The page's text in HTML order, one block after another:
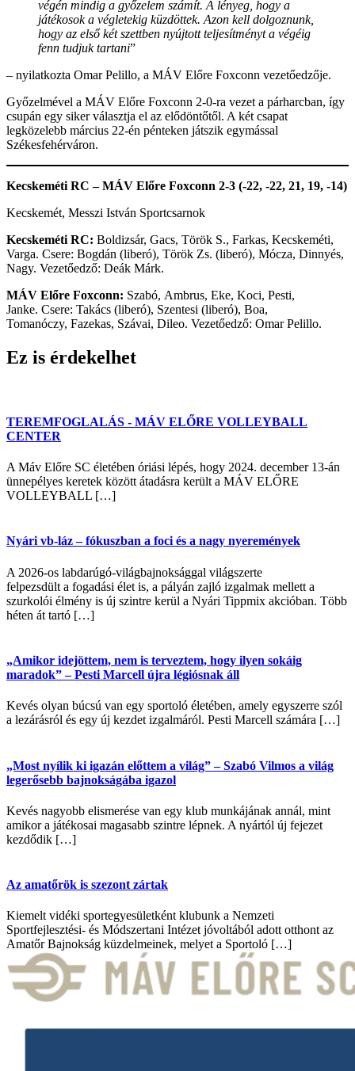
végén mindig a győzelem számít. A lényeg, hogy a
játékosok a végletekig küzdöttek. Azon kell dolgoznunk,
hogy az első két szettben nyújtott teljesítményt a végéig
fenn tudjuk tartani”
– nyilatkozta Omar Pelillo, a MÁV Előre Foxconn vezetőedzője.
Győzelmével a MÁV Előre Foxconn 2-0-ra vezet a párharcban, így
csupán egy siker választja el az elődöntőtől. A két csapat
legközelebb március 22-én pénteken játszik egymással
Székesfehérváron.
Kecskeméti RC –MÁV Előre Foxconn 2-3 (-22, -22, 21, 19, -14)
Kecskemét, Messzi István Sportcsarnok
Kecskeméti RC: Boldizsár, Gacs, Török S., Farkas, Kecskeméti,
Varga. Csere: Bogdán (liberó), Török Zs. (liberó), Mócza, Dinnyés,
Nagy. Vezetőedző: Deák Márk.
MÁV Előre Foxconn: Szabó, Ambrus, Eke, Koci, Pesti,
Janke. Csere: Takács (liberó), Szentesi (liberó), Boa,
Tomanóczy, Fazekas, Szávai, Dileo. Vezetőedző: Omar Pelillo.
Ez is érdekelhet
TEREMFOGLALÁS - MÁV ELŐRE VOLLEYBALL
CENTER
A Máv Előre SC életében óriási lépés, hogy 2024. december 13-án
ünnepélyes keretek között átadásra került a MÁV ELŐRE
VOLLEYBALL […]
Nyári vb-láz – fókuszban a foci és a nagy nyeremények
A 2026-os labdarúgó-világbajnoksággal világszerte
felpezsdült a fogadási élet is, a pályán zajló izgalmak mellett a
szurkolói élmény is új szintre kerül a Nyári Tippmix akcióban. Több
héten át tartó […]
„Amikor idejöttem, nem is terveztem, hogy ilyen sokáig
maradok” – Pesti Marcell újra légiósnak áll
Kevés olyan búcsú van egy sportoló életében, amely egyszerre szól
a lezárásról és egy új kezdet izgalmáról. Pesti Marcell számára […]
„Most nyílik ki igazán előttem a világ” – Szabó Vilmos a világ
legerősebb bajnokságába igazol
Kevés nagyobb elismerése van egy klub munkájának annál, mint
amikor a játékosai magasabb szintre lépnek. A nyártól új fejezet
kezdődik […]
Az amatőrök is szezont zártak
Kiemelt vidéki sportegyesületként klubunk a Nemzeti
Sportfejlesztési- és Módszertani Intézet jóvoltából adott otthont az
Amatőr Bajnokság küzdelmeinek, melyet a Sportoló […]